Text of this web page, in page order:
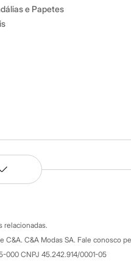
e Papetes
pagamento
relacionadas.
C&A Modas SA. Fale conosco
000 CNPJ 45.242.914/0001-05